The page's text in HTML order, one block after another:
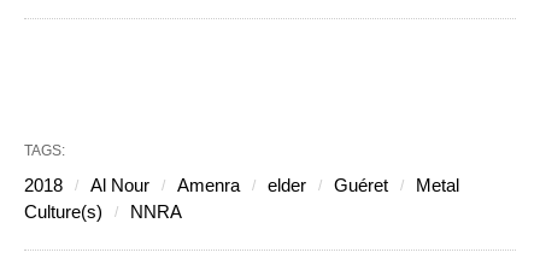
TAGS:
2018 Al Nour Amenra elder Guéret
Metal
Culture(s)
NNRA